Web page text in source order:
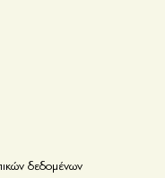
δεδομένων